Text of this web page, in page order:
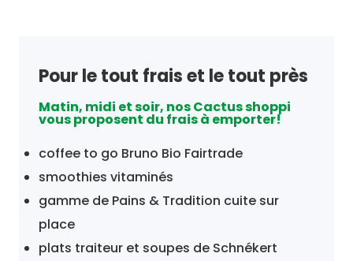
Pour le tout frais et le tout près
Matin, midi et soir, nos Cactus shoppi
vous proposent du frais à emporter!
coffee to go Bruno Bio Fairtrade
smoothies vitaminés
gamme de Pains & Tradition cuite sur
place
plats traiteur et soupes de Schnékert